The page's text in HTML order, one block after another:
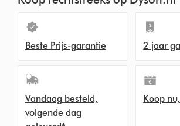
Beste Prijs-garantie 2 jaar
Vandaag besteld,
volgende dag
Koop